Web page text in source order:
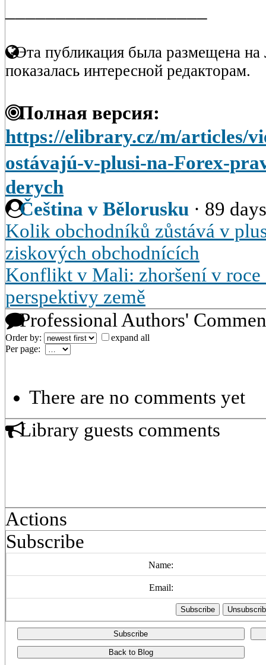
Эта публикация была размещена на
показалась интересной редакторам.
Полная версия:
https://elibrary.cz/m/articles/
ostávajú-v-plusi-na-Forex-
derych
Čeština v Bělorusku · 89
Kolik obchodníků zůstává v
ziskových obchodnících
Konflikt v Mali: zhoršení v roce
perspektivy země
Professional Authors'
Order by:
expand all
Per page:
There are no comments yet
Library guests comments
Actions
Subscribe
Name:
Email:
Subscribe
Back to Blog